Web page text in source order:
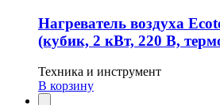
Нагреватель воздуха
(кубик, 2 кВт, 220 В,
Техника и инструмент
В корзину